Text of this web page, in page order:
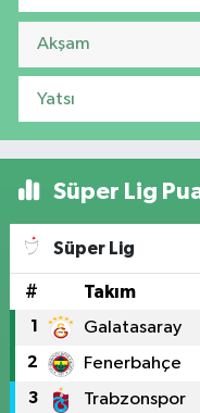
Akşam
Yatsı
Süper Lig
Süper Lig
# Takım
1 Galatasaray
2 Fenerbahçe
3 Trabzonspor